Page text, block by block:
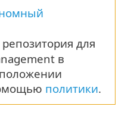
для
в
политики.